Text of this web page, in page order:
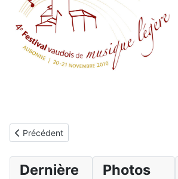
Article précédent : Camp d'été de la SCMV
Précédent
Dernière
Photos